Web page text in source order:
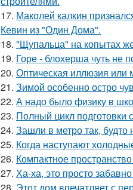
17. Маколей калкин
Кевин из "Один Дома".
18. "Щупальца" на копытах
19. Горе - блохерша чуть не
20. Оптическая иллюзия или
21. Зимой особенно остро
22. А надо было физику в
23. Полный цикл подготовки
24. Зашли в метро так, будто
25. Когда наступают
26. Компактное
27. Ха-ха, это просто